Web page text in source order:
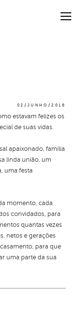
02/JUNHO/2018
estavam felizes os
de suas vidas.
apaixonado, família
linda união, um
uma festa
momento, cada
convidados, para
quantas vezes
netos e gerações
para que
uma parte da sua